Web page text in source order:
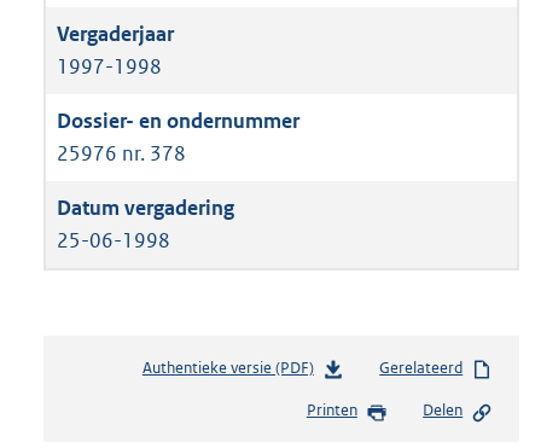
1997-1998
25976 nr. 378
25-06-1998
Authentieke versie (PDF)b
s
Gerelateerd
Printen Delen